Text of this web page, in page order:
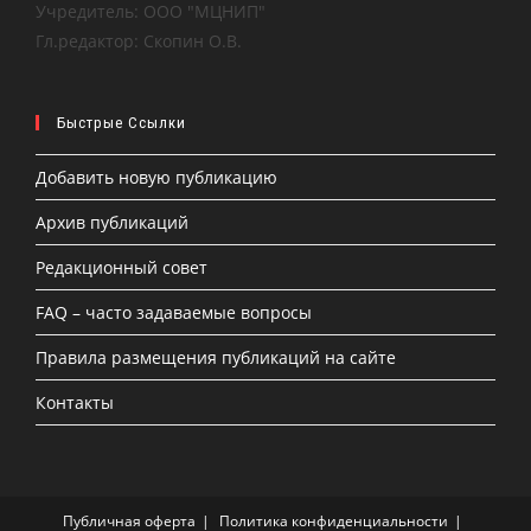
Учредитель: ООО "МЦНИП"
Гл.редактор: Скопин О.В.
Быстрые Ссылки
Добавить новую публикацию
Архив публикаций
Редакционный совет
FAQ – часто задаваемые вопросы
Правила размещения публикаций на сайте
Контакты
Публичная оферта Политика конфиденциальности